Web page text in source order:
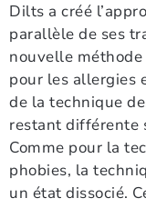
Dilts a créé
parallèle de ses
nouvelle
pour les allergies
de la technique
restant différente
Comme pour la
phobies, la
un état dissocié.